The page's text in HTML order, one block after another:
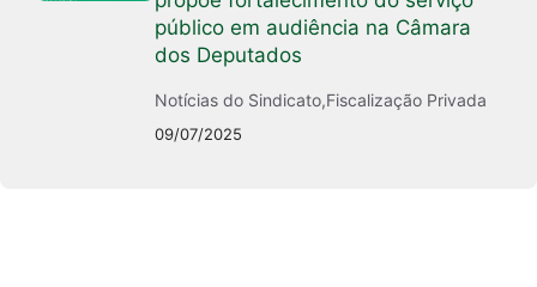
público em audiência na Câmara
dos Deputados
Notícias do Sindicato,Fiscalização Privada
09/07/2025